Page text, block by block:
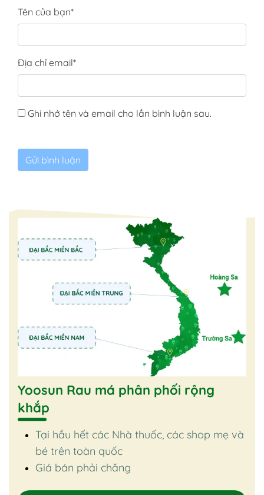
Tên của bạn*
Địa chỉ email*
Ghi nhớ tên và email cho lần bình luận sau.
Yoosun Rau má phân phối rộng
khắp
Tại hầu hết các Nhà thuốc, các shop mẹ và
bé trên toàn quốc
Giá bán phải chăng